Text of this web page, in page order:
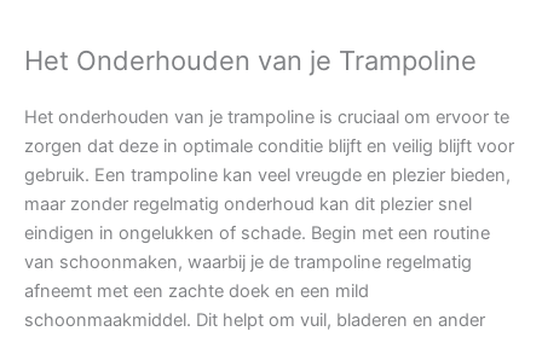
Het Onderhouden van je Trampoline
Het onderhouden van je trampoline is cruciaal om ervoor te
zorgen dat deze in optimale conditie blijft en veilig blijft voor
gebruik. Een trampoline kan veel vreugde en plezier bieden,
maar zonder regelmatig onderhoud kan dit plezier snel
eindigen in ongelukken of schade. Begin met een routine
van schoonmaken, waarbij je de trampoline regelmatig
afneemt met een zachte doek en een mild
schoonmaakmiddel. Dit helpt om vuil, bladeren en ander